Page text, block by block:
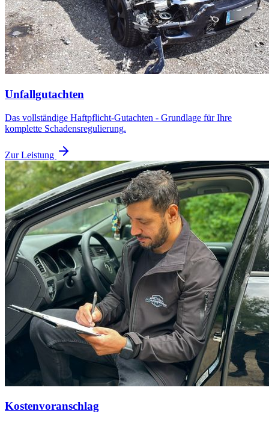
Unfallgutachten
Das vollständige Haftpflicht-Gutachten - Grundlage für Ihre
komplette Schadensregulierung.
Zur Leistung
Kostenvoranschlag